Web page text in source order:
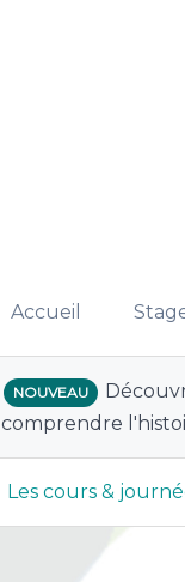
Accueil
NOUVEAU
comprendre
Les cours &